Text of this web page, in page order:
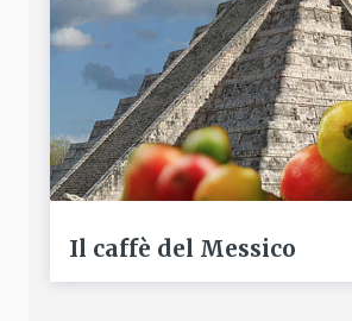
Il caffè del Messico